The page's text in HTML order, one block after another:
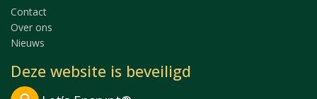
Contact
Over ons
Nieuws
Deze website is beveiligd